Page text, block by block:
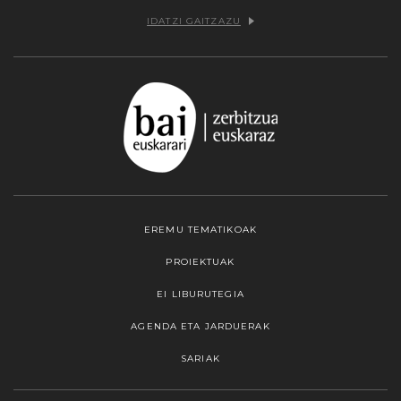
IDATZI GAITZAZU
EREMU TEMATIKOAK
PROIEKTUAK
EI LIBURUTEGIA
AGENDA ETA JARDUERAK
SARIAK